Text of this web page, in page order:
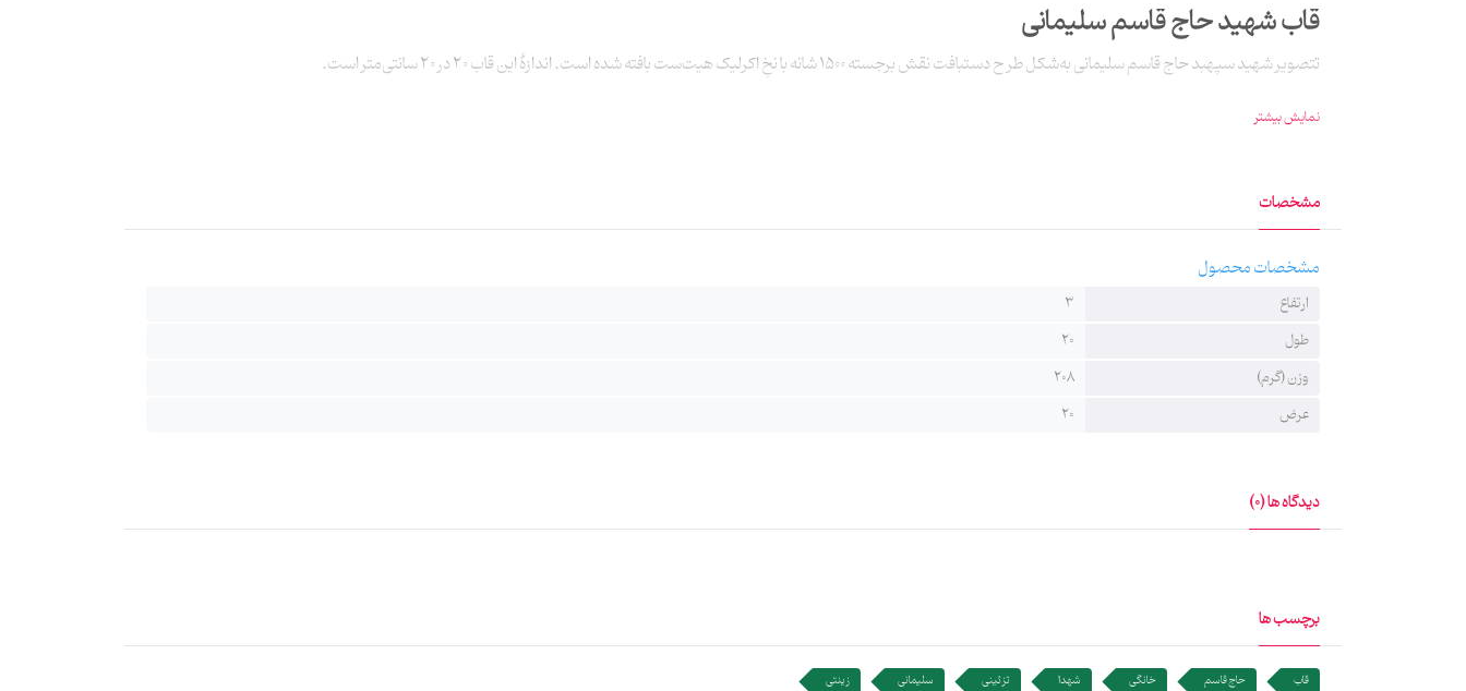
قاب شهید حاج قاسم سلیمانی
تتصویر شهید سپهبد حاج قاسم سلیمانی به‌شکل طرح دستبافت نقش برجسته 1500 شانه با نخِ اکرلیک هیت‌ست بافته شده است. اندازۀ‌ این قاب 20 در 20 سانتی‌متر است.
نمایش بیشتر
مشخصات
مشخصات محصول
ارتفاع
3
طول
20
وزن (گرم)
208
عرض
20
دیدگاه ها (0)
برچسب ها
قاب حاج قاسم خانگی شهدا تزئینی سلیمانی زینتی